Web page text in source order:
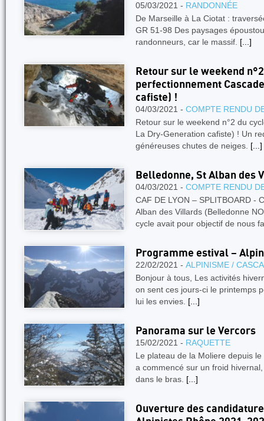
05/03/2021 - RANDONNÉE
De Marseille à La Ciotat :
GR 51-98 Des paysages
randonneurs, car le massif. [...]
Retour sur le weekend
perfectionnement
cafiste) !
04/03/2021 - COMPTE RENDU
Retour sur le weekend n°2 du
La Dry-Generation cafiste) ! Un
généreuses chutes de neiges. [...]
Belledonne, St Alban des
04/03/2021 - COMPTE RENDU
CAF DE LYON – SPLITBOARD -
Alban des Villards (Belledonne
cycle avait pour objectif de nous
Programme estival –
22/02/2021 - ALPINISME /
Bonjour à tous, Les activités
on sent ces jours-ci le printemps
lui les envies. [...]
Panorama sur le Vercors
15/02/2021 - RAQUETTE
Le plateau de la Moliere depuis
a commencé sur un froid
dans le bras. [...]
Ouverture des